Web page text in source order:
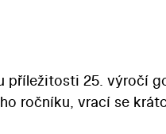
příležitosti 25. výročí
ročníku, vrací se